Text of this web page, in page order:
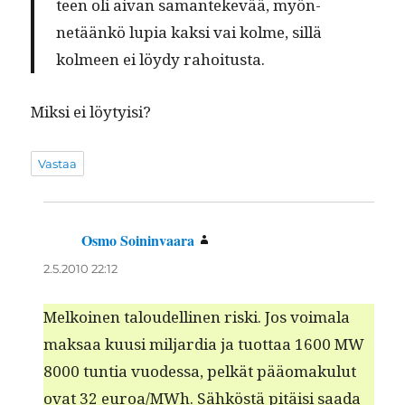
teen oli aivan saman­tekevää, myön­
netäänkö lupia kak­si vai kolme, sil­lä
kolmeen ei löy­dy rahoitusta.
Mik­si ei löytyisi?
Vastaa
Osmo Soininvaara
2.5.2010 22:12
Melkoinen taloudelli­nen ris­ki. Jos voimala
mak­saa kuusi mil­jar­dia ja tuot­taa 1600 MW
8000 tun­tia vuodessa, pelkät pääo­maku­lut
ovat 32 euroa/MWh. Sähköstä pitäisi saa­da